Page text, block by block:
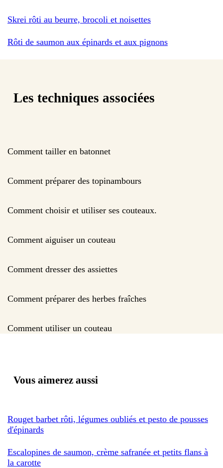
Skrei rôti au beurre, brocoli et noisettes
Rôti de saumon aux épinards et aux pignons
Les techniques associées
Comment tailler en batonnet
Comment préparer des topinambours
Comment choisir et utiliser ses couteaux.
Comment aiguiser un couteau
Comment dresser des assiettes
Comment préparer des herbes fraîches
Comment utiliser un couteau
Vous aimerez aussi
Rouget barbet rôti, légumes oubliés et pesto de pousses
d'épinards
Escalopines de saumon, crème safranée et petits flans à
la carotte